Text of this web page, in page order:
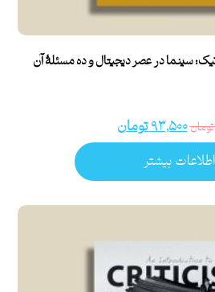
سینما در عصر دیجیتال و ده مسئلۀ آن
تومان۹۳,۵۰۰تومان
اطلاعات بیشتر